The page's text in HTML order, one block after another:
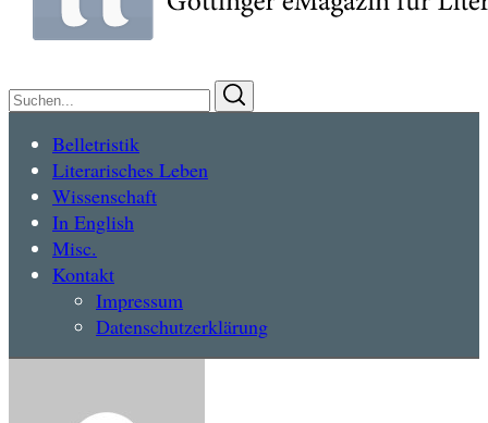
Suchen
nach:
Belletristik
Literarisches Leben
Wissenschaft
In English
Misc.
Kontakt
Impressum
Datenschutzerklärung